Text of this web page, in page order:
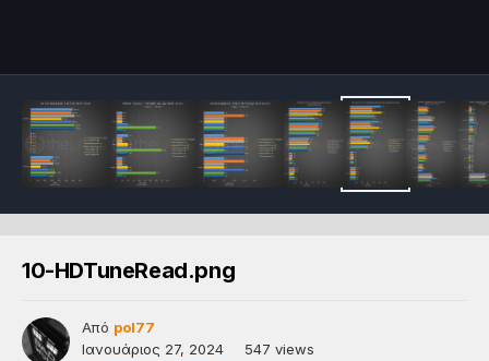
10-HDTuneRead.png
Από pol77
Ιανουάριος 27, 2024
547 views